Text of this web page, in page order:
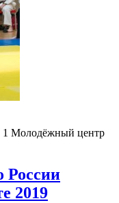
Молодёжный центр
России
2019